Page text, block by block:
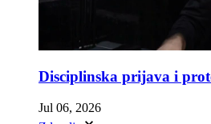
Disciplinska prijava i
Jul 06, 2026